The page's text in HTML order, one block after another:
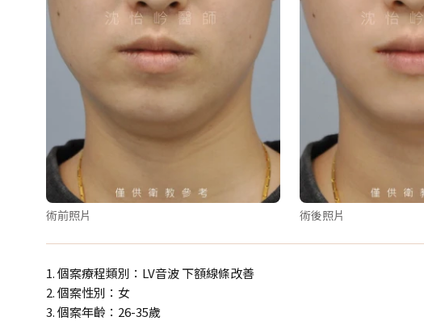
術前照片 術後照片
1. 個案療程類別：LV音波 下額線條改善
2. 個案性別：女
3. 個案年齡：26-35歲